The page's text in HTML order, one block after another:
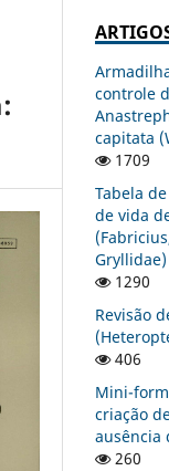
controle
capitata
1709
Tabela
de vida
1290
Revisão
406
Mini-
criação
ausência
260